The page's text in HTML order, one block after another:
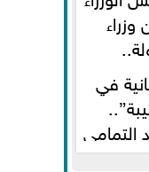
في
التمامي